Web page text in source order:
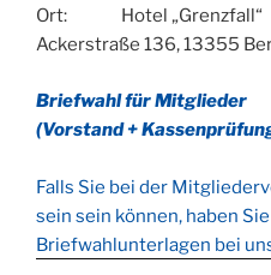
Ort: Hotel „Grenzfall“
Ackerstraße 136, 13355
Briefwahl für Mitglieder
(Vorstand +
Falls Sie bei der
sein sein können, haben
Briefwahlunterlagen bei